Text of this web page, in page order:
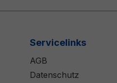
Servicelinks
AGB
Datenschutz